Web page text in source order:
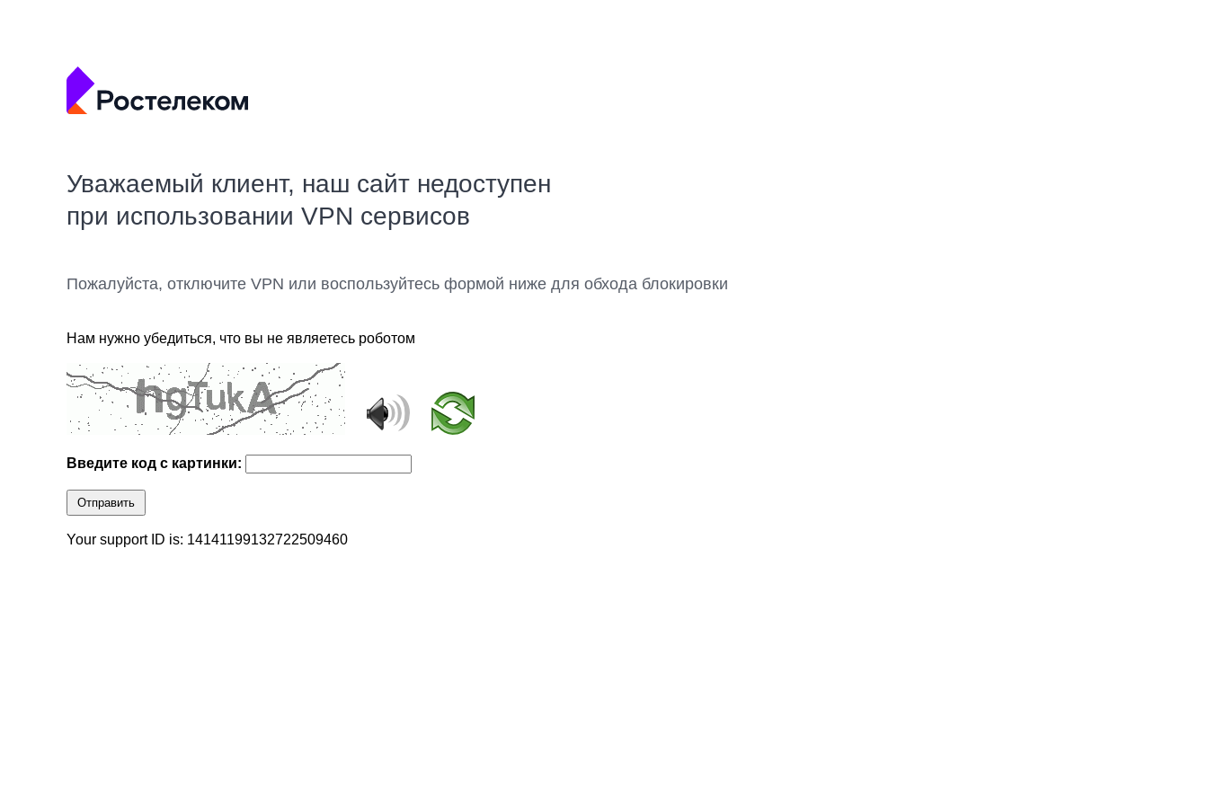
Уважаемый клиент, наш сайт недоступен
при использовании VPN сервисов
Пожалуйста, отключите VPN или воспользуйтесь формой ниже для обхода блокировки
Нам нужно убедиться, что вы не являетесь роботом
Введите код с картинки:
Отправить
Your support ID is: 14141199132722509460